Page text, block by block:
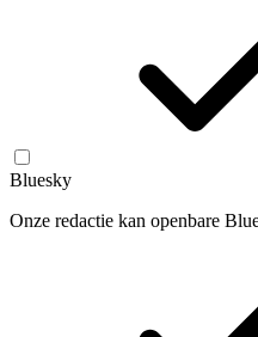
Bluesky
Onze redactie kan openbare